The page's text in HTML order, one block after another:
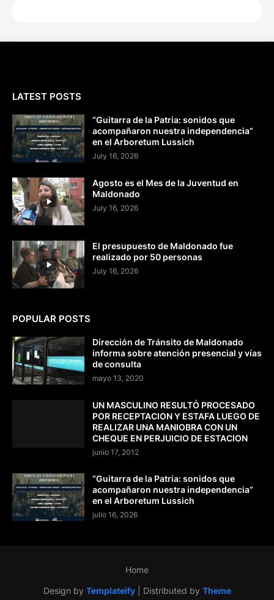
LATEST POSTS
“Guitarra de la Patria: sonidos que
acompañaron nuestra independencia”
en el Arboretum Lussich
July 16, 2026
Agosto es el Mes de la Juventud en
Maldonado
July 16, 2026
El presupuesto de Maldonado fue
realizado por 50 personas
July 16, 2026
POPULAR POSTS
Dirección de Tránsito de Maldonado
informa sobre atención presencial y vías
de consulta
mayo 13, 2020
UN MASCULINO RESULTÓ PROCESADO
POR RECEPTACION Y ESTAFA LUEGO DE
REALIZAR UNA MANIOBRA CON UN
CHEQUE EN PERJUICIO DE ESTACION
junio 17, 2012
“Guitarra de la Patria: sonidos que
acompañaron nuestra independencia”
en el Arboretum Lussich
julio 16, 2026
Design by Templateify| Distributed by Theme
Home